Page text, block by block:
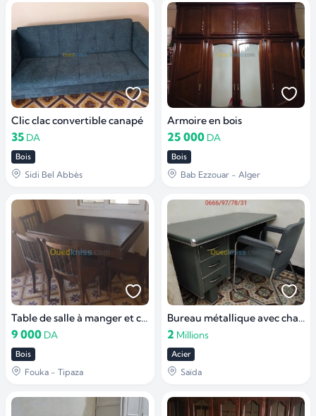
Clic clac convertible canapé
35 DA
Bois
Sidi Bel Abbès
Armoire en bois
25 000 DA
Bois
Bab Ezzouar - Alger
Table de salle à manger et chaises
9 000 DA
Bois
Fouka - Tipaza
Bureau métallique avec chaise
2 Millions
Acier
Saïda